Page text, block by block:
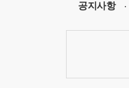
공지사항